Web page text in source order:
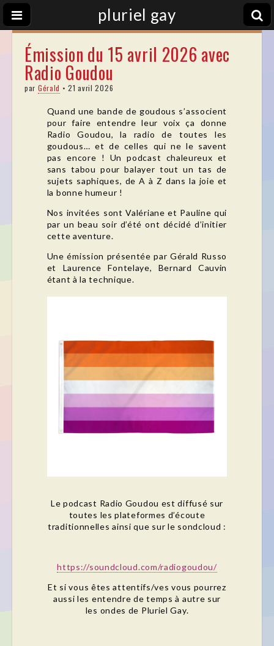
pluriel gay
Émission du 15 avril 2026 avec
Radio Goudou
par Gérald •21 avril 2026
Quand une bande de goudous s’associent
pour faire entendre leur voix ça donne
Radio Goudou, la radio de toutes les
goudous… et de celles qui ne le savent
pas encore ! Un podcast chaleureux et
sans tabou pour balayer tout un tas de
sujets saphiques, de A à Z dans la joie et
la bonne humeur !
Nos invitées sont Valériane et Pauline qui
par un beau soir d’été ont décidé d’initier
cette aventure.
Une émission présentée par Gérald Russo
et Laurence Fontelaye, Bernard Cauvin
étant à la technique.
Le podcast Radio Goudou est diffusé sur
toutes les plateformes d’écoute
traditionnelles ainsi que sur le sondcloud :
https://soundcloud.com/radiogoudou/
Et si vous êtes attentifs/ves vous pourrez
aussi les entendre de temps à autre sur
les ondes de Pluriel Gay.